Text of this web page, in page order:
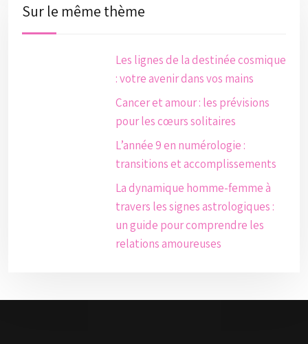
Sur le même thème
Les lignes de la destinée cosmique
: votre avenir dans vos mains
Cancer et amour : les prévisions
pour les cœurs solitaires
L’année 9 en numérologie :
transitions et accomplissements
La dynamique homme-femme à
travers les signes astrologiques :
un guide pour comprendre les
relations amoureuses